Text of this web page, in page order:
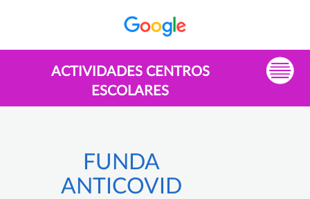
ACTIVIDADES CENTROS
ESCOLARES
FUNDA
ANTICOVID